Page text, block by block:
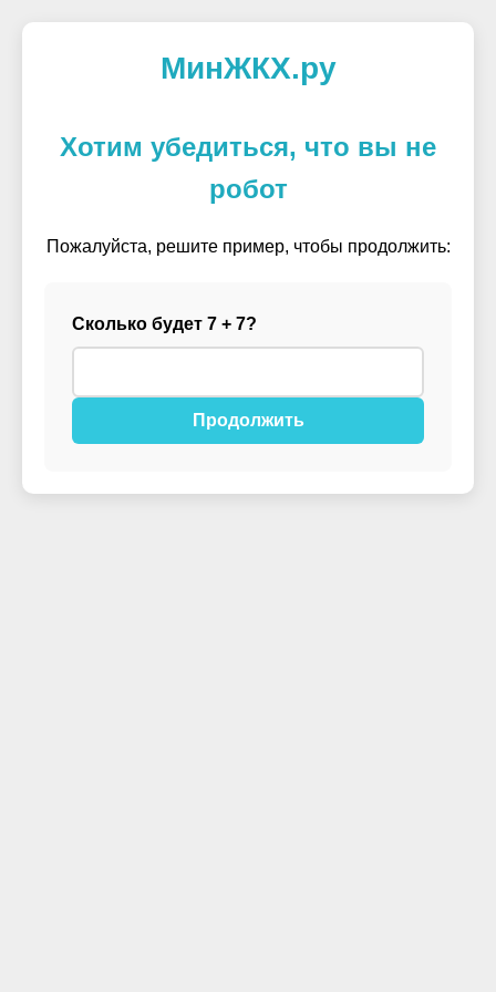
МинЖКХ.ру
Хотим убедиться, что вы не
робот
Пожалуйста, решите пример, чтобы продолжить:
Сколько будет 7 + 7?
Продолжить